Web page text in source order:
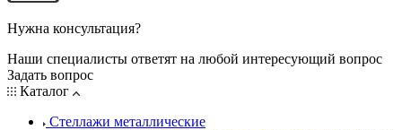
Нужна консультация?
Наши специалисты ответят на любой интересующий вопрос
Задать вопрос
Каталог
Стеллажи металлические